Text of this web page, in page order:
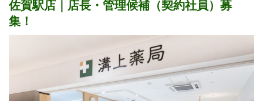
佐賀駅店｜店長・管理候補（契約社員）募
集！